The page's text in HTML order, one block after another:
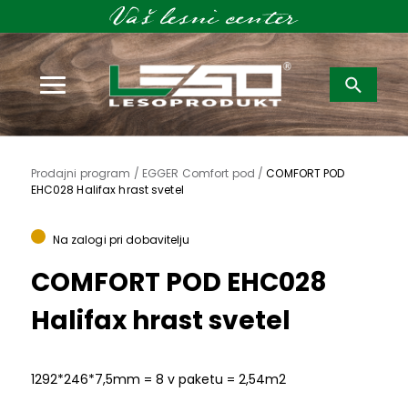
Išči:
Prodajni program / EGGER Comfort pod /COMFORT POD
EHC028 Halifax hrast svetel
Na zalogi pri dobavitelju
COMFORT POD EHC028
Halifax hrast svetel
1292*246*7,5mm = 8 v paketu = 2,54m2